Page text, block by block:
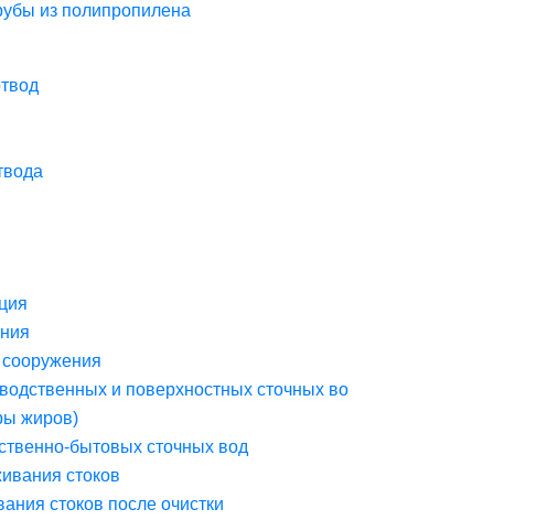
из полипропилена
и поверхностных сточных во
жиров)
бытовых сточных вод
стоков
стоков после очистки